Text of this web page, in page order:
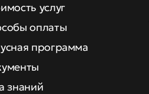
услуг
оплаты
программа
знаний